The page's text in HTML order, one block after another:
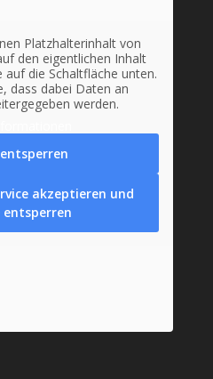
Platzhalterinhalt von
den eigentlichen Inhalt
auf die Schaltfläche unten.
dass dabei Daten an
werden.
akzeptieren und